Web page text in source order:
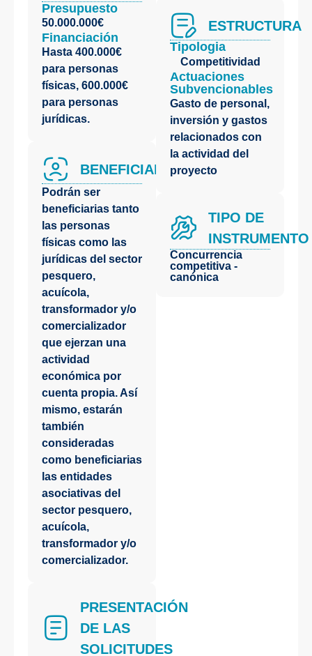
Presupuesto
50.000.000€
Financiación
Hasta 400.000€
para personas
físicas, 600.000€
para personas
jurídicas.
BENEFICIARIOS
Podrán ser
beneficiarias tanto
las personas
físicas como las
jurídicas del sector
pesquero,
acuícola,
transformador y/o
comercializador
que ejerzan una
actividad
económica por
cuenta propia. Así
mismo, estarán
también
consideradas
como beneficiarias
las entidades
asociativas del
sector pesquero,
acuícola,
transformador y/o
comercializador.
PRESENTACIÓN
DE LAS
SOLICITUDES
ESTRUCTURA
Tipologia
Competitividad
Actuaciones
Subvencionables
Gasto de personal,
inversión y gastos
relacionados con
la actividad del
proyecto
TIPO DE
INSTRUMENTO
Concurrencia
competitiva -
canónica